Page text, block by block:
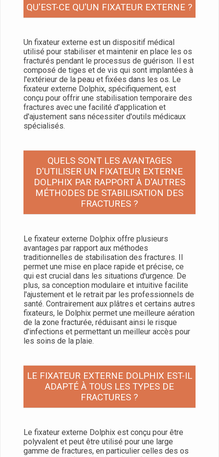
QU'EST-CE QU'UN FIXATEUR EXTERNE ?
Un fixateur externe est un dispositif médical
utilisé pour stabiliser et maintenir en place les os
fracturés pendant le processus de guérison. Il est
composé de tiges et de vis qui sont implantées à
l'extérieur de la peau et fixées dans les os. Le
fixateur externe Dolphix, spécifiquement, est
conçu pour offrir une stabilisation temporaire des
fractures avec une facilité d'application et
d'ajustement sans nécessiter d'outils médicaux
spécialisés.
QUELS SONT LES AVANTAGES
D'UTILISER UN FIXATEUR EXTERNE
DOLPHIX PAR RAPPORT À D'AUTRES
MÉTHODES DE STABILISATION DES
FRACTURES ?
Le fixateur externe Dolphix offre plusieurs
avantages par rapport aux méthodes
traditionnelles de stabilisation des fractures. Il
permet une mise en place rapide et précise, ce
qui est crucial dans les situations d'urgence. De
plus, sa conception modulaire et intuitive facilite
l'ajustement et le retrait par les professionnels de
santé. Contrairement aux plâtres et certains autres
fixateurs, le Dolphix permet une meilleure aération
de la zone fracturée, réduisant ainsi le risque
d'infections et permettant un meilleur accès pour
les soins de la plaie.
LE FIXATEUR EXTERNE DOLPHIX EST-IL
ADAPTÉ À TOUS LES TYPES DE
FRACTURES ?
Le fixateur externe Dolphix est conçu pour être
polyvalent et peut être utilisé pour une large
gamme de fractures, en particulier celles des os